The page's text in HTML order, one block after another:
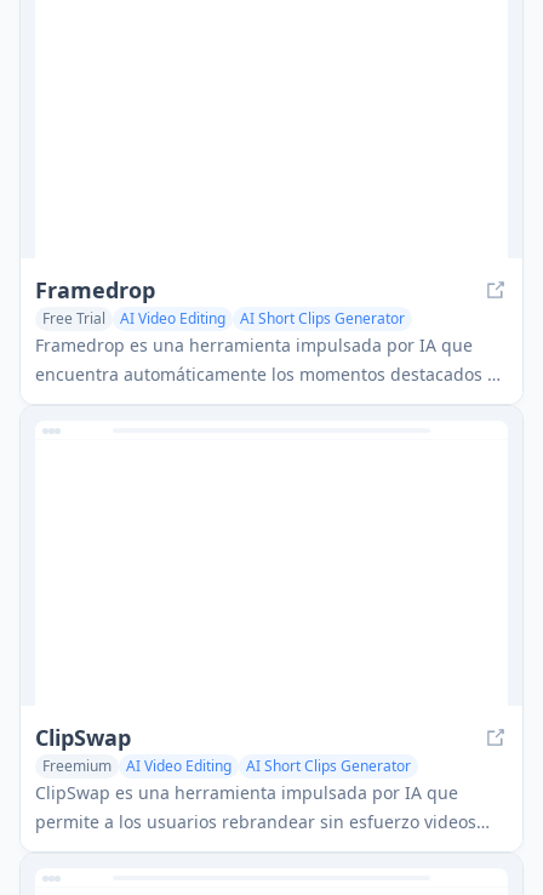
Framedrop
Free Trial AI Video Editing
AI Short Clips Generator
AI Thumbnail Maker
Framedrop es una herramienta impulsada por IA que
encuentra automáticamente los momentos destacados en
contenido de video de formato largo y los convierte en
videos de formato corto para redes sociales.
ClipSwap
Freemium AI Video Editing
AI Short Clips Generator
AI Repurpose Assistant
ClipSwap es una herramienta impulsada por IA que
permite a los usuarios rebrandear sin esfuerzo videos
virales para que coincidan con su estética de marca en
segundos.